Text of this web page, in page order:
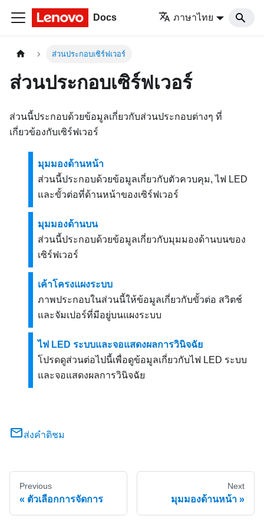
Docs ภาษาไทย
ส่วนประกอบเซิร์ฟเวอร์
ส่วนประกอบเซิร์ฟเวอร์
ส่วนนี้ประกอบด้วยข้อมูลเกี่ยวกับส่วนประกอบต่างๆ ที่
เกี่ยวข้องกับเซิร์ฟเวอร์
มุมมองด้านหน้า
ส่วนนี้ประกอบด้วยข้อมูลเกี่ยวกับตัวควบคุม, ไฟ LED
และขั้วต่อที่ด้านหน้าของเซิร์ฟเวอร์
มุมมองด้านบน
ส่วนนี้ประกอบด้วยข้อมูลเกี่ยวกับมุมมองด้านบนของ
เซิร์ฟเวอร์
เค้าโครงแผงระบบ
ภาพประกอบในส่วนนี้ให้ข้อมูลเกี่ยวกับขั้วต่อ สวิตช์
และจัมเปอร์ที่มีอยู่บนแผงระบบ
ไฟ LED ระบบและจอแสดงผลการวินิจฉัย
โปรดดูส่วนต่อไปนี้เพื่อดูข้อมูลเกี่ยวกับไฟ LED ระบบ
และจอแสดงผลการวินิจฉัย
ส่งคำติชม
Previous
ตัวเลือกการจัดการ
Next
มุมมองด้านหน้า